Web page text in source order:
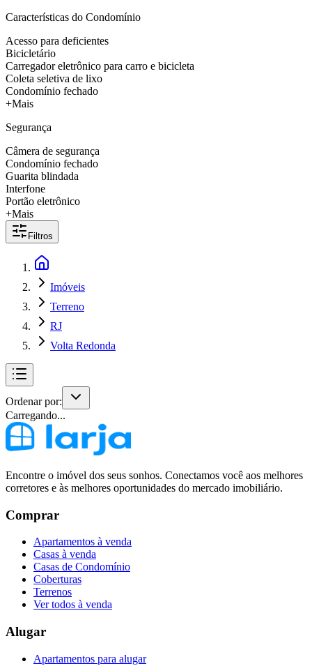
Características do Condomínio
Acesso para deficientes
Bicicletário
Carregador eletrônico para carro e bicicleta
Coleta seletiva de lixo
Condomínio fechado
+Mais
Segurança
Câmera de segurança
Condomínio fechado
Guarita blindada
Interfone
Portão eletrônico
+Mais
Filtros
Imóveis
Terreno
RJ
Volta Redonda
Ordenar por:
Carregando...
Encontre o imóvel dos seus sonhos. Conectamos você aos melhores
corretores e às melhores oportunidades do mercado imobiliário.
Comprar
Apartamentos à venda
Casas à venda
Casas de Condomínio
Coberturas
Terrenos
Ver todos à venda
Alugar
Apartamentos para alugar